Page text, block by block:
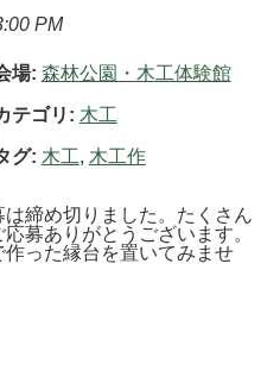
PM
場: 森林公園・木工体験館
テゴリ: 木工
グ: 木工, 木工作
は締め切りました。たくさん
応募ありがとうございます。
った縁台を置いてみませ